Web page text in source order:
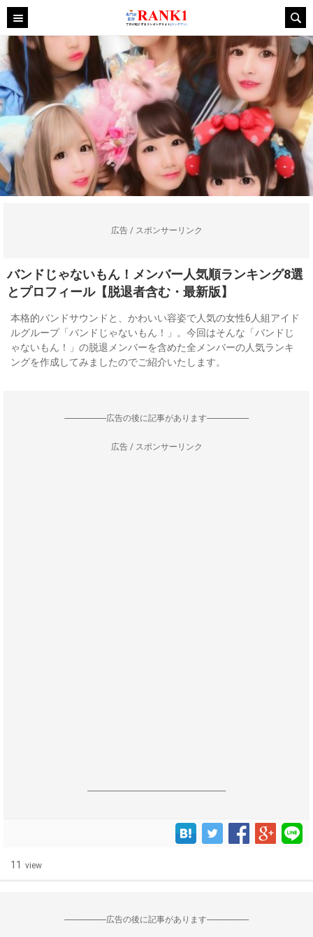
広告 / スポンサーリンク
バンドじゃないもん！メンバー人気順ランキング8選
とプロフィール【脱退者含む・最新版】
本格的バンドサウンドと、かわいい容姿で人気の女性6人組アイド
ルグループ「バンドじゃないもん！」。今回はそんな「バンドじ
ゃないもん！」の脱退メンバーを含めた全メンバーの人気ランキ
ングを作成してみましたのでご紹介いたします。
--------------------広告の後に記事があります--------------------
広告 / スポンサーリンク
------------------------------------------------------------------
11 view
--------------------広告の後に記事があります--------------------